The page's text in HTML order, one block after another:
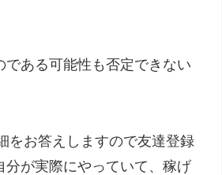
ある可能性も否定できない
をお答えしますので友達登録
分が実際にやっていて、稼げ